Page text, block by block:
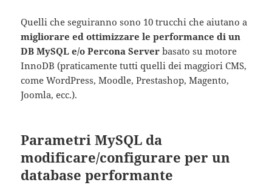
Quelli che seguiranno sono 10 trucchi che aiutano a
migliorare ed ottimizzare le performance di un
DB MySQL e/o Percona Server basato su motore
InnoDB (praticamente tutti quelli dei maggiori CMS,
come WordPress, Moodle, Prestashop, Magento,
Joomla, ecc.).
Parametri MySQL da
modificare/configurare per un
database performante